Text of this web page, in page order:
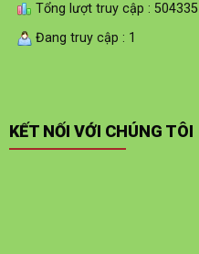
Tổng lượt truy cập : 504335
Đang truy cập : 1
KẾT NỐI VỚI CHÚNG TÔI